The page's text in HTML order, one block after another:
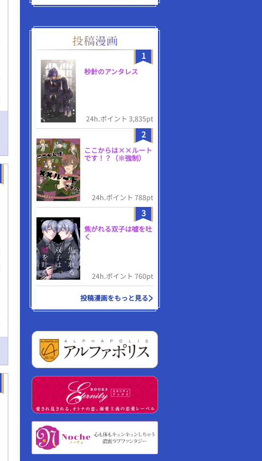
1
秒針のアンタレス
24h.ポイント 3,835pt
2
ここからは××ルート
です！？（※強制）
24h.ポイント 788pt
3
焦がれる双子は嘘を吐
く
24h.ポイント 760pt
投稿漫画をもっと見る